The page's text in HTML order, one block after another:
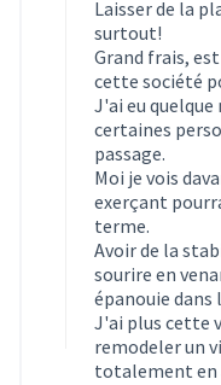
Laisser de la
surtout!
Grand frais,
cette société
J'ai eu
certaines
passage.
Moi je vois
exerçant
terme.
Avoir de la
sourire en
épanouie
J'ai plus cette
remodeler un
totalement en